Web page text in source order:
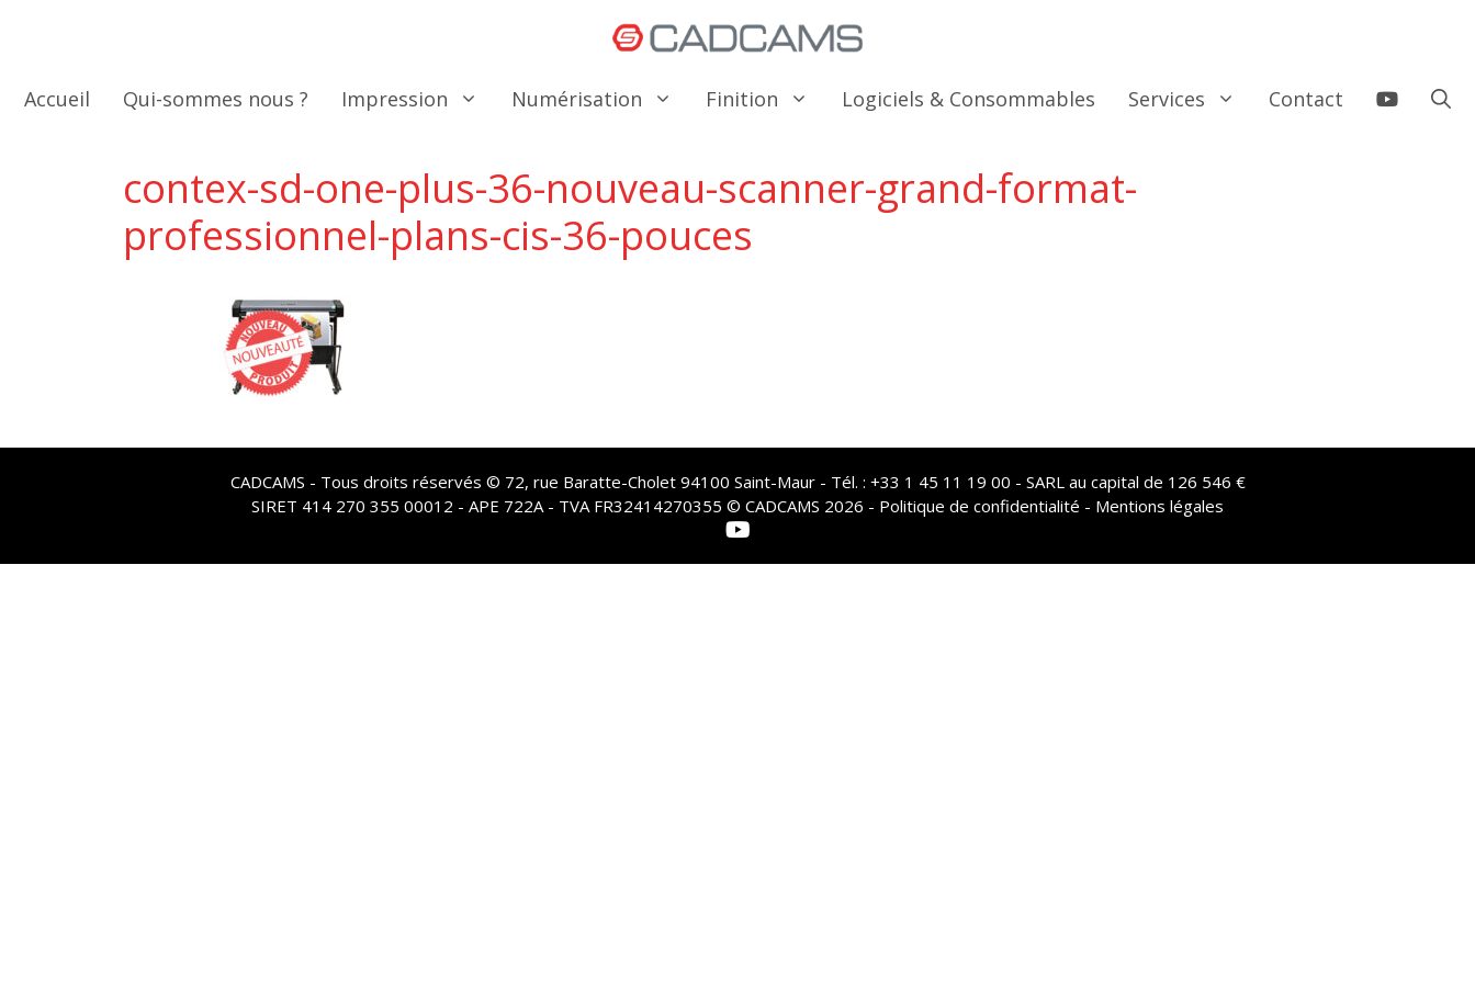
Accueil Qui-sommes nous ? Impression Numérisation Finition Logiciels & Consommables Services Contact
contex-sd-one-plus-36-nouveau-scanner-grand-format-
professionnel-plans-cis-36-pouces
CADCAMS - Tous droits réservés © 72, rue Baratte-Cholet 94100 Saint-Maur - Tél. : +33 1 45 11 19 00 - SARL au capital de 126 546 €
SIRET 414 270 355 00012 - APE 722A - TVA FR32414270355 © CADCAMS 2026 - Politique de confidentialité - Mentions légales